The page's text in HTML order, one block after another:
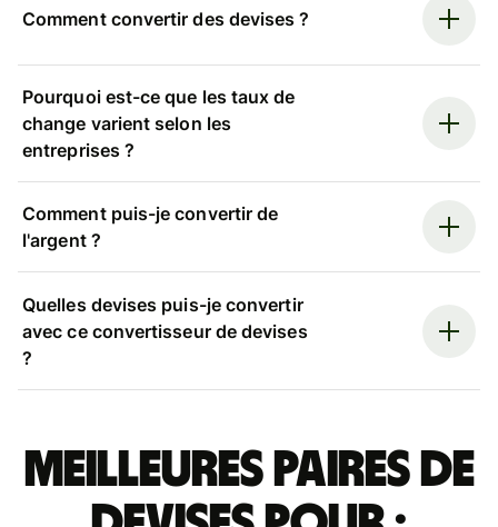
Comment convertir des devises ?
Pourquoi est-ce que les taux de
change varient selon les
entreprises ?
Comment puis-je convertir de
l'argent ?
Quelles devises puis-je convertir
avec ce convertisseur de devises
?
Meilleures paires de